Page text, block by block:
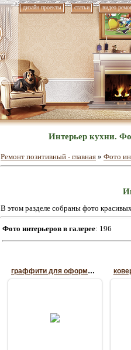
дизайн проекты статьи видео
Интерьер кухни.
Ремонт позитивный - главная » Фото
В этом разделе собраны фото
Фото интерьеров в галерее: 196
граффити для оформления окна
рисунки для оконного
проема